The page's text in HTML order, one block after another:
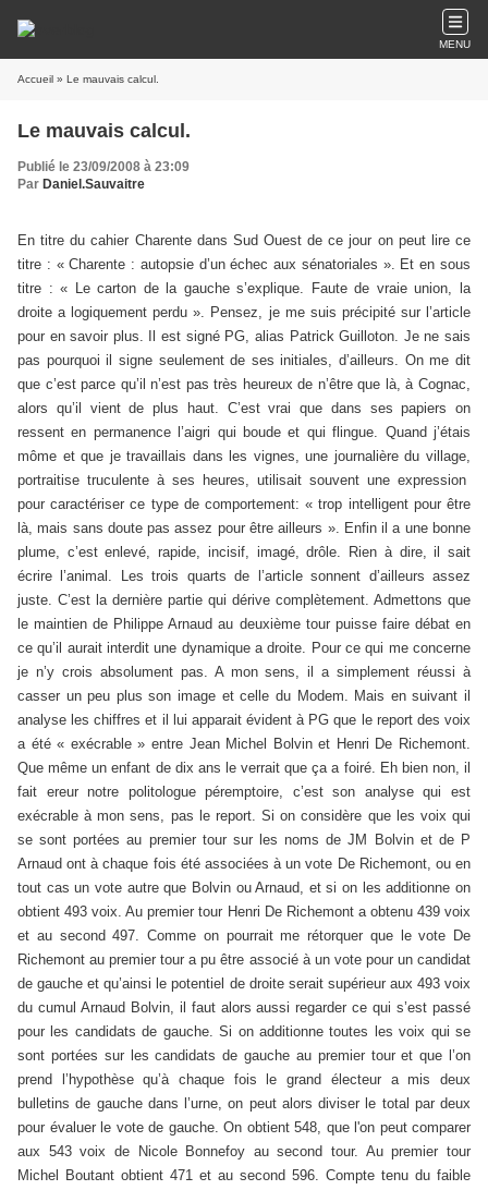
MENU
Accueil » Le mauvais calcul.
Le mauvais calcul.
Publié le 23/09/2008 à 23:09
Par Daniel.Sauvaitre
En titre du cahier Charente dans Sud Ouest de ce jour on peut lire ce
titre : « Charente : autopsie d’un échec aux sénatoriales ». Et en sous
titre : « Le carton de la gauche s’explique. Faute de vraie union, la
droite a logiquement perdu ». Pensez, je me suis précipité sur l’article
pour en savoir plus. Il est signé PG, alias Patrick Guilloton. Je ne sais
pas pourquoi il signe seulement de ses initiales, d’ailleurs. On me dit
que c’est parce qu’il n’est pas très heureux de n’être que là, à Cognac,
alors qu’il vient de plus haut. C’est vrai que dans ses papiers on
ressent en permanence l’aigri qui boude et qui flingue. Quand j’étais
môme et que je travaillais dans les vignes, une journalière du village,
portraitise truculente à ses heures, utilisait souvent une expression
pour caractériser ce type de comportement: « trop intelligent pour être
là, mais sans doute pas assez pour être ailleurs ». Enfin il a une bonne
plume, c’est enlevé, rapide, incisif, imagé, drôle. Rien à dire, il sait
écrire l’animal. Les trois quarts de l’article sonnent d’ailleurs assez
juste. C’est la dernière partie qui dérive complètement. Admettons que
le maintien de Philippe Arnaud au deuxième tour puisse faire débat en
ce qu’il aurait interdit une dynamique a droite. Pour ce qui me concerne
je n’y crois absolument pas. A mon sens, il a simplement réussi à
casser un peu plus son image et celle du Modem. Mais en suivant il
analyse les chiffres et il lui apparait évident à PG que le report des voix
a été « exécrable » entre Jean Michel Bolvin et Henri De Richemont.
Que même un enfant de dix ans le verrait que ça a foiré. Eh bien non, il
fait ereur notre politologue péremptoire, c’est son analyse qui est
exécrable à mon sens, pas le report. Si on considère que les voix qui
se sont portées au premier tour sur les noms de JM Bolvin et de P
Arnaud ont à chaque fois été associées à un vote De Richemont, ou en
tout cas un vote autre que Bolvin ou Arnaud, et si on les additionne on
obtient 493 voix. Au premier tour Henri De Richemont a obtenu 439 voix
et au second 497. Comme on pourrait me rétorquer que le vote De
Richemont au premier tour a pu être associé à un vote pour un candidat
de gauche et qu’ainsi le potentiel de droite serait supérieur aux 493 voix
du cumul Arnaud Bolvin, il faut alors aussi regarder ce qui s’est passé
pour les candidats de gauche. Si on additionne toutes les voix qui se
sont portées sur les candidats de gauche au premier tour et que l’on
prend l’hypothèse qu’à chaque fois le grand électeur a mis deux
bulletins de gauche dans l’urne, on peut alors diviser le total par deux
pour évaluer le vote de gauche. On obtient 548, que l'on peut comparer
aux 543 voix de Nicole Bonnefoy au second tour. Au premier tour
Michel Boutant obtient 471 et au second 596. Compte tenu du faible